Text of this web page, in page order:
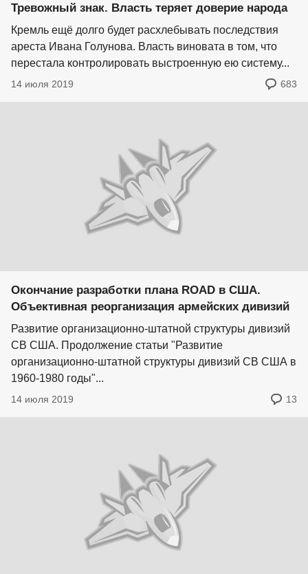
Тревожный знак. Власть теряет доверие народа
Кремль ещё долго будет расхлебывать последствия
ареста Ивана Голунова. Власть виновата в том, что
перестала контролировать выстроенную ею систему...
14 июля 2019 683
Окончание разработки плана ROAD в США.
Объективная реорганизация армейских дивизий
Развитие организационно-штатной структуры дивизий
СВ США. Продолжение статьи "Развитие
организационно-штатной структуры дивизий СВ США в
1960-1980 годы"...
14 июля 2019 13